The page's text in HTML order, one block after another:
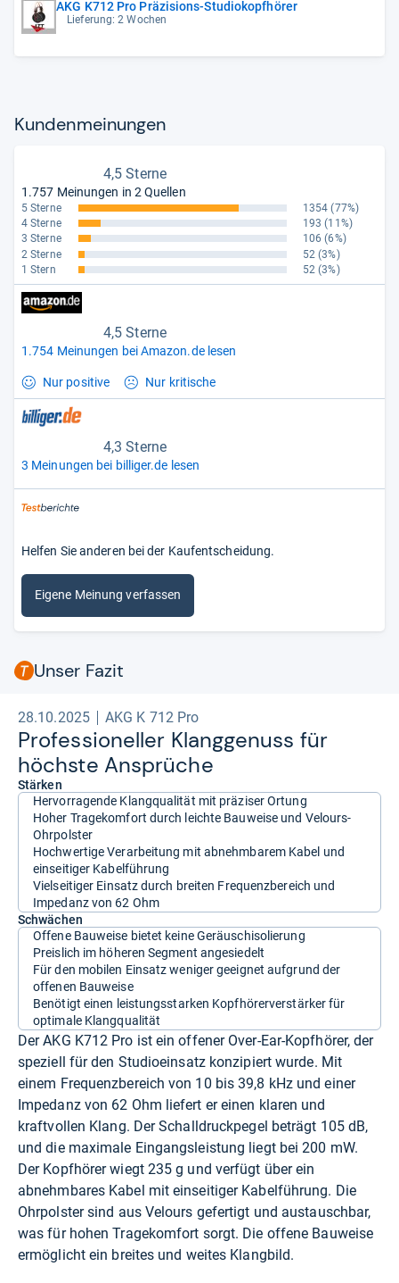
AKG K712 Pro Präzisions-Studiokopfhörer
Lieferung: 2 Wochen
Kun­den­mei­nun­gen
4,5 Sterne
1.757 Meinungen in 2 Quellen
5 Sterne 1354 (77%)
4 Sterne
193 (11%)
3 Sterne
106 (6%)
2 Sterne
52 (3%)
1 Stern
52 (3%)
4,5 Sterne
1.754 Meinungen bei Amazon.de lesen
Nur positive Nur kritische
4,3 Sterne
3 Meinungen bei billiger.de lesen
Helfen Sie anderen bei der Kaufentscheidung.
Eigene Meinung verfassen
Unser Fazit
28.10.2025 AKG K 712 Pro
Pro­fes­sio­nel­ler Klang­ge­nuss für
höchste Ansprü­che
Stärken
Hervorragende Klangqualität mit präziser Ortung
Hoher Tragekomfort durch leichte Bauweise und Velours-
Ohrpolster
Hochwertige Verarbeitung mit abnehmbarem Kabel und
einseitiger Kabelführung
Vielseitiger Einsatz durch breiten Frequenzbereich und
Impedanz von 62 Ohm
Schwächen
Offene Bauweise bietet keine Geräuschisolierung
Preislich im höheren Segment angesiedelt
Für den mobilen Einsatz weniger geeignet aufgrund der
offenen Bauweise
Benötigt einen leistungsstarken Kopfhörerverstärker für
optimale Klangqualität
Der AKG K712 Pro ist ein offener Over-Ear-Kopfhörer, der
speziell für den Studioeinsatz konzipiert wurde. Mit
einem Frequenzbereich von 10 bis 39,8 kHz und einer
Impedanz von 62 Ohm liefert er einen klaren und
kraftvollen Klang. Der Schalldruckpegel beträgt 105 dB,
und die maximale Eingangsleistung liegt bei 200 mW.
Der Kopfhörer wiegt 235 g und verfügt über ein
abnehmbares Kabel mit einseitiger Kabelführung. Die
Ohrpolster sind aus Velours gefertigt und austauschbar,
was für hohen Tragekomfort sorgt. Die offene Bauweise
ermöglicht ein breites und weites Klangbild.